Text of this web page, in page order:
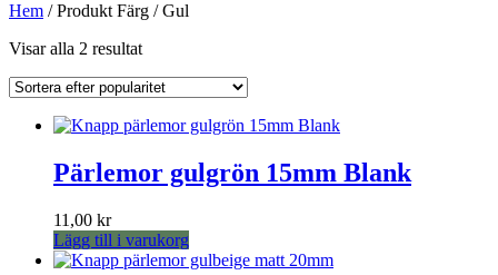
Hem / Produkt Färg / Gul
Visar alla 2 resultatSortera
popularitet
Pärlemor gulgrön 15mm Blank
11,00 kr
Lägg till i varukorg